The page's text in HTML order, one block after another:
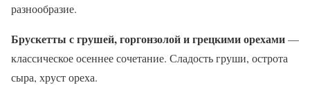
разнообразие.
Брускетты с грушей, горгонзолой и грецкими орехами—
классическое осеннее сочетание. Сладость груши, острота
сыра, хруст ореха.